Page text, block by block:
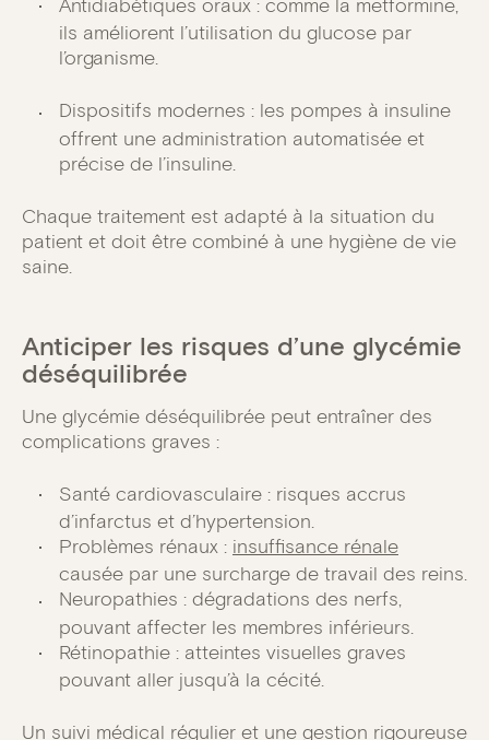
Antidiabétiques oraux : comme la metformine,
ils améliorent l’utilisation du glucose par
l’organisme.
Dispositifs modernes : les pompes à insuline
offrent une administration automatisée et
précise de l’insuline.
Chaque traitement est adapté à la situation du
patient et doit être combiné à une hygiène de vie
saine.
Anticiper les risques d’une glycémie
déséquilibrée
Une glycémie déséquilibrée peut entraîner des
complications graves :
Santé cardiovasculaire : risques accrus
d’infarctus et d’hypertension.
Problèmes rénaux : insuffisance rénale
causée par une surcharge de travail des reins.
Neuropathies : dégradations des nerfs,
pouvant affecter les membres inférieurs.
Rétinopathie : atteintes visuelles graves
pouvant aller jusqu’à la cécité.
Un suivi médical régulier et une gestion rigoureuse